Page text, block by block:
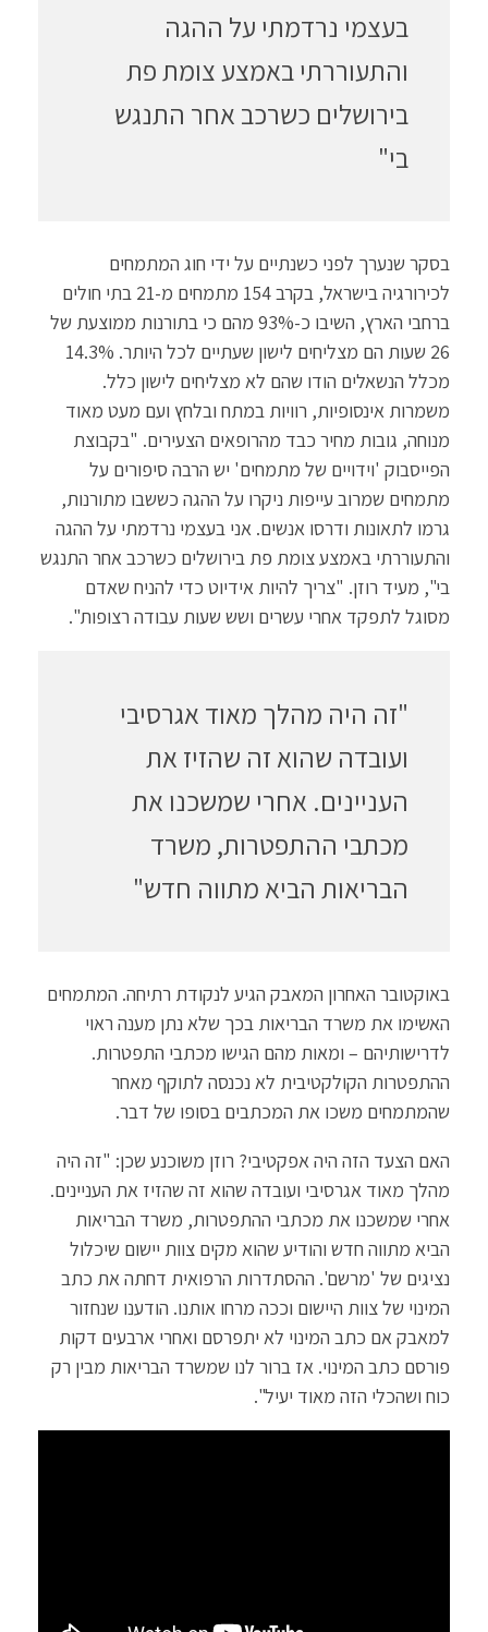
בעצמי נרדמתי על ההגה
והתעוררתי באמצע צומת פת
בירושלים כשרכב אחר התנגש
בי"
בסקר שנערך לפני כשנתיים על ידי חוג המתמחים
לכירורגיה בישראל, בקרב 154 מתמחים מ-21 בתי חולים
ברחבי הארץ, השיבו כ-93% מהם כי בתורנות ממוצעת של
26 שעות הם מצליחים לישון שעתיים לכל היותר. 14.3%
מכלל הנשאלים הודו שהם לא מצליחים לישון כלל.
משמרות אינסופיות, רוויות במתח ובלחץ ועם מעט מאוד
מנוחה, גובות מחיר כבד מהרופאים הצעירים. "בקבוצת
הפייסבוק 'וידויים של מתמחים' יש הרבה סיפורים על
מתמחים שמרוב עייפות ניקרו על ההגה כששבו מתורנות,
גרמו לתאונות ודרסו אנשים. אני בעצמי נרדמתי על ההגה
והתעוררתי באמצע צומת פת בירושלים כשרכב אחר התנגש
בי", מעיד רוזן. "צריך להיות אידיוט כדי להניח שאדם
מסוגל לתפקד אחרי עשרים ושש שעות עבודה רצופות".
"זה היה מהלך מאוד אגרסיבי
ועובדה שהוא זה שהזיז את
העניינים. אחרי שמשכנו את
מכתבי ההתפטרות, משרד
הבריאות הביא מתווה חדש"
באוקטובר האחרון המאבק הגיע לנקודת רתיחה. המתמחים
האשימו את משרד הבריאות בכך שלא נתן מענה ראוי
לדרישותיהם – ומאות מהם הגישו מכתבי התפטרות.
ההתפטרות הקולקטיבית לא נכנסה לתוקף מאחר
שהמתמחים משכו את המכתבים בסופו של דבר.
האם הצעד הזה היה אפקטיבי? רוזן משוכנע שכן: "זה היה
מהלך מאוד אגרסיבי ועובדה שהוא זה שהזיז את העניינים.
אחרי שמשכנו את מכתבי ההתפטרות, משרד הבריאות
הביא מתווה חדש והודיע שהוא מקים צוות יישום שיכלול
נציגים של 'מרשם'. ההסתדרות הרפואית דחתה את כתב
המינוי של צוות היישום וככה מרחו אותנו. הודענו שנחזור
למאבק אם כתב המינוי לא יתפרסם ואחרי ארבעים דקות
פורסם כתב המינוי. אז ברור לנו שמשרד הבריאות מבין רק
כוח ושהכלי הזה מאוד יעיל".